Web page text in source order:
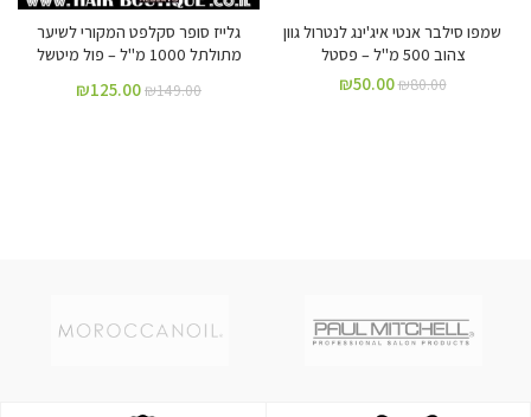
שמפו סילבר אנטי איג'ינג לנטרול גוון
צהוב 500 מ"ל – פסטל
₪80.00
₪50.00
גלייז סופר סקלפט המקורי לשיער
מתולתל 1000 מ"ל – פול מיטשל
₪149.00
₪125.00